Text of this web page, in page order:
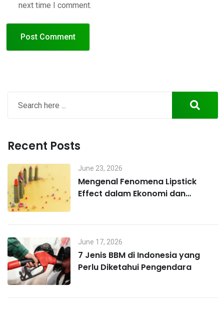
next time I comment.
Recent Posts
June 23, 2026
Mengenal Fenomena Lipstick
Effect dalam Ekonomi dan
June 17, 2026
7 Jenis BBM di Indonesia yang
Perlu Diketahui Pengendara